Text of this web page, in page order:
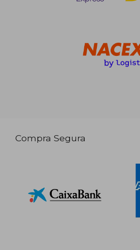
Compra Segura